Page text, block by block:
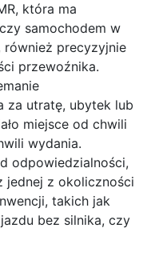
która ma
samochodem w
precyzyjnie
przewoźnika.
za utratę, ubytek lub
miejsce od chwili
wydania.
odpowiedzialności,
jednej z okoliczności
takich jak
bez silnika, czy